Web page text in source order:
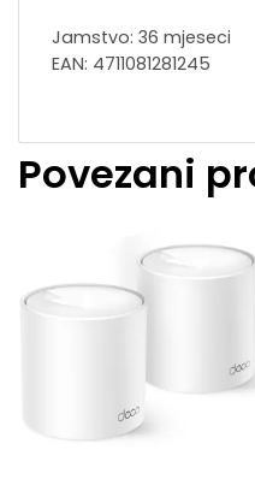
Jamstvo: 36 mjeseci
EAN: 4711081281245
Povezani